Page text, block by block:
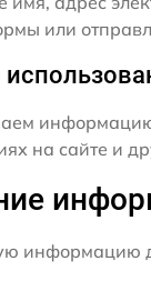
или
на сайте и
информацию